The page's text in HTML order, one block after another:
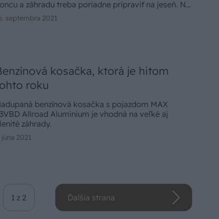
a záhradu treba poriadne pripraviť na jeseň. Na
netreba zabudnúť, aby bola na jar zdravá a
krásna?
septembra 2021
kosačka, ktorá je hitom
roku
benzínová kosačka s pojazdom MAX
Allroad Aluminium je vhodná na veľké aj
záhrady.
júna 2021
1 z 2 Ďalšia strana